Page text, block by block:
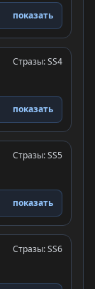
показать
Стразы: SS4
показать
Стразы: SS5
показать
Стразы: SS6